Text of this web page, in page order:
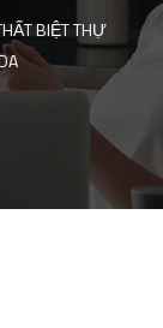
BIỆT THỰ